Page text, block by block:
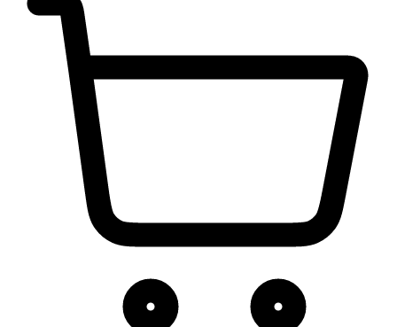
για να αποθηκεύουμε και να έχουμε πρόσβαση σε πληροφορίες
στη συσκευή σας, με σκοπό την προβολή εξατομικευμένων
διαφημίσεων και περιεχομένου, τις μετρήσεις σχετικά με
διαφημίσεις και περιεχόμενο, την καλύτερη εικόνα του κοινού
μας και την ανάπτυξη προϊόντων. Επίσης, κοινοποιούμε
πληροφορίες σχετικά με την από μέρους σας χρήση της
τοποθεσίας μας στους συνεργάτες μέσων κοινωνικής
δικτύωσης, διαφημίσεων και ανάλυσης.